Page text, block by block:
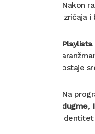
Nakon
izričaja i
ostaje
Na
dugme,
identitet